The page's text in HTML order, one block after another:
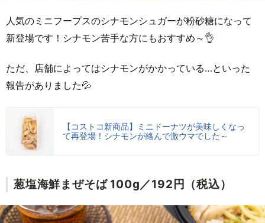
人気のミニフープスのシナモンシュガーが粉砂糖になって
新登場です！シナモン苦手な方にもおすすめ～👌
ただ、店舗によってはシナモンがかかっている…といった
報告がありました💦
【コストコ新商品】ミニドーナツが美味しくなっ
て再登場！シナモンが絡んで激ウマでした～
葱塩海鮮まぜそば 100g／192円（税込）